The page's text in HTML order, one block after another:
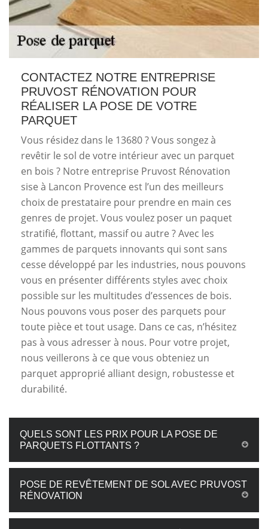
CONTACTEZ NOTRE ENTREPRISE
PRUVOST RÉNOVATION POUR
RÉALISER LA POSE DE VOTRE
PARQUET
Vous résidez dans le 13680 ? Vous songez à
revêtir le sol de votre intérieur avec un parquet
en bois ? Notre entreprise Pruvost Rénovation
sise à Lancon Provence est l’un des meilleurs
choix de prestataire pour prendre en main ces
genres de projet. Vous voulez poser un paquet
stratifié, flottant, massif ou autre ? Avec les
gammes de parquets innovants qui sont sans
cesse développé par les industries, nous pouvons
vous en présenter différents styles avec choix
possible sur les multitudes d’essences de bois.
Nous pouvons vous poser des parquets pour
toute pièce et tout usage. Dans ce cas, n’hésitez
pas à vous adresser à nous. Pour votre projet,
nous veillerons à ce que vous obteniez un
parquet approprié alliant design, robustesse et
durabilité.
QUELS SONT LES PRIX POUR LA POSE DE
PARQUETS FLOTTANTS ?
POSE DE REVÊTEMENT DE SOL AVEC PRUVOST
RÉNOVATION